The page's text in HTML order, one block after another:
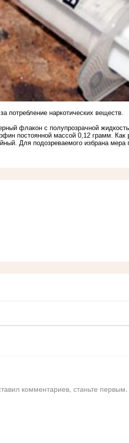
потребление наркотических веществ.
флакон с полупрозрачной
постоянной массой 0,12 грамм. Как
Для подозреваемого избрана мера
комментариев, станьте первым.